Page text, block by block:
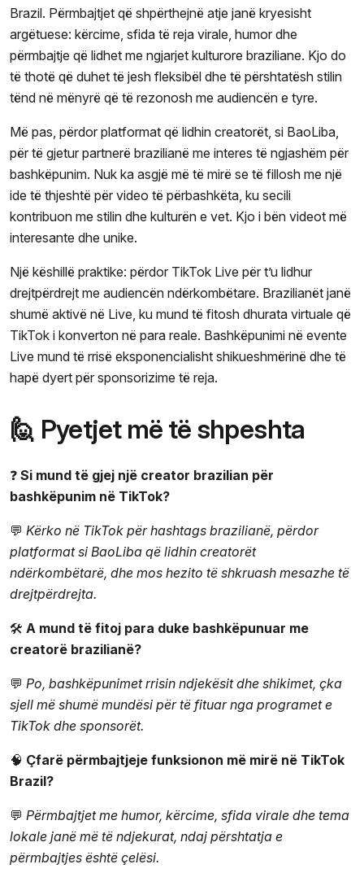
Brazil. Përmbajtjet që shpërthejnë atje janë kryesisht
argëtuese: kërcime, sfida të reja virale, humor dhe
përmbajtje që lidhet me ngjarjet kulturore braziliane. Kjo do
të thotë që duhet të jesh fleksibël dhe të përshtatësh stilin
tënd në mënyrë që të rezonosh me audiencën e tyre.
Më pas, përdor platformat që lidhin creatorët, si BaoLiba,
për të gjetur partnerë brazilianë me interes të ngjashëm për
bashkëpunim. Nuk ka asgjë më të mirë se të fillosh me një
ide të thjeshtë për video të përbashkëta, ku secili
kontribuon me stilin dhe kulturën e vet. Kjo i bën videot më
interesante dhe unike.
Një këshillë praktike: përdor TikTok Live për t’u lidhur
drejtpërdrejt me audiencën ndërkombëtare. Brazilianët janë
shumë aktivë në Live, ku mund të fitosh dhurata virtuale që
TikTok i konverton në para reale. Bashkëpunimi në evente
Live mund të rrisë eksponencialisht shikueshmërinë dhe të
hapë dyert për sponsorizime të reja.
🙋 Pyetjet më të shpeshta
❓ Si mund të gjej një creator brazilian për
bashkëpunim në TikTok?
💬 Kërko në TikTok për hashtags brazilianë, përdor
platformat si BaoLiba që lidhin creatorët
ndërkombëtarë, dhe mos hezito të shkruash mesazhe të
drejtpërdrejta.
🛠️ A mund të fitoj para duke bashkëpunuar me
creatorë brazilianë?
💬 Po, bashkëpunimet rrisin ndjekësit dhe shikimet, çka
sjell më shumë mundësi për të fituar nga programet e
TikTok dhe sponsorët.
🧠 Çfarë përmbajtjeje funksionon më mirë në TikTok
Brazil?
💬 Përmbajtjet me humor, kërcime, sfida virale dhe tema
lokale janë më të ndjekurat, ndaj përshtatja e
përmbajtjes është çelësi.